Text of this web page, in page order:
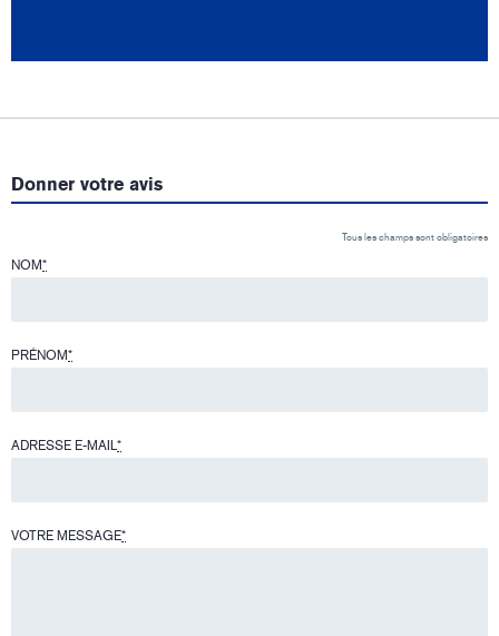
Donner votre avis
Tous les champs sont obligatoires
NOM*
PRÉNOM*
ADRESSE E-MAIL*
VOTRE MESSAGE*